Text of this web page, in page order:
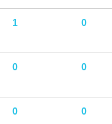
1 0
0 0
0 0